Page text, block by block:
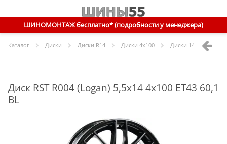
ШИНОМОНТАЖ бесплатно* (подробности у менеджера)
Каталог Диски Диски R14 Диски 4x100 Диски 14 4x100 ET43
Диск RST R004 (Logan) 5,5x14 4x100 ET43 60,1
BL